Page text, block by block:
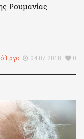
Ρουμανίας
Έργο 04.07.2018 0